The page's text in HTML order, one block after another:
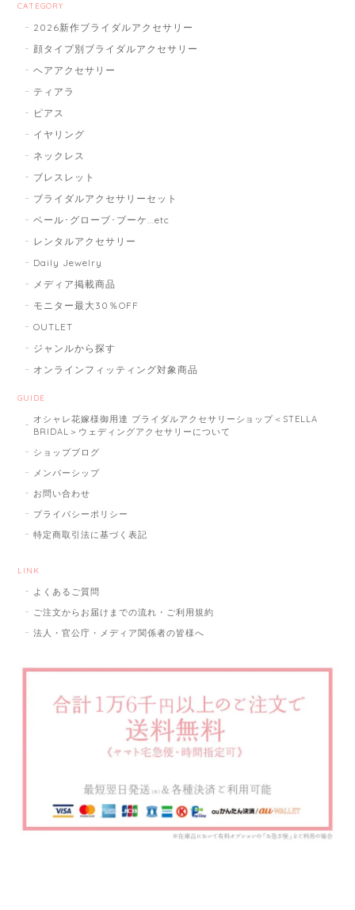
CATEGORY
2026新作ブライダルアクセサリー
顔タイプ別ブライダルアクセサリー
ヘアアクセサリー
ティアラ
ピアス
イヤリング
ネックレス
ブレスレット
ブライダルアクセサリーセット
ベール･グローブ･ブーケ...etc
レンタルアクセサリー
Daily Jewelry
メディア掲載商品
モニター最大30％OFF
OUTLET
ジャンルから探す
オンラインフィッティング対象商品
GUIDE
オシャレ花嫁様御用達 ブライダルアクセサリーショップ＜STELLA
BRIDAL＞ウェディングアクセサリーについて
ショップブログ
メンバーシップ
お問い合わせ
プライバシーポリシー
特定商取引法に基づく表記
LINK
よくあるご質問
ご注文からお届けまでの流れ・ご利用規約
法人・官公庁・メディア関係者の皆様へ